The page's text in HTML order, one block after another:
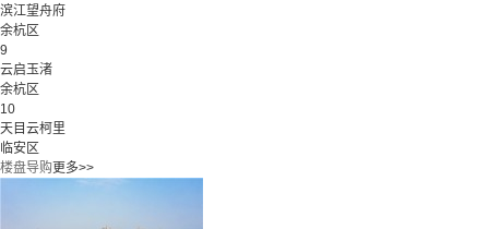
滨江望舟府
余杭区
9
云启玉渚
余杭区
10
天目云柯里
临安区
楼盘导购更多>>